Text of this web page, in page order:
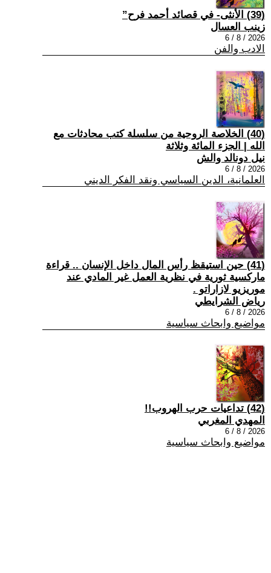
(39) الأنثى- في قصائد أحمد فرح”
زينب العسال
2026 / 8 / 6
الادب والفن
(40) الخلاصة الروحية من سلسلة كتب محادثات مع
الله | الجزء المائة وثلاثة
نيل دونالد والش
2026 / 8 / 6
العلمانية، الدين السياسي ونقد الفكر الديني
(41) حين استيقظ رأس المال داخل الإنسان .. قراءة
ماركسية ثورية في نظرية العمل غير المادي عند
موريزيو لازاراتو .
رياض الشرايطي
2026 / 8 / 6
مواضيع وابحاث سياسية
(42) تداعيات حرب الهروب!!
المهدي المغربي
2026 / 8 / 6
مواضيع وابحاث سياسية